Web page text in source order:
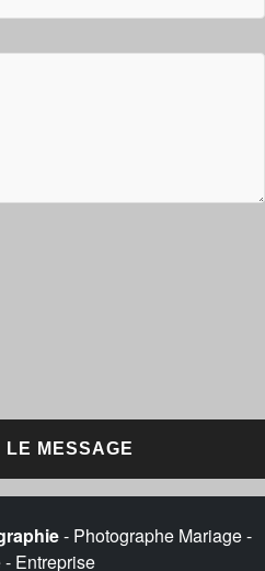
- Photographe Mariage -
- Entreprise